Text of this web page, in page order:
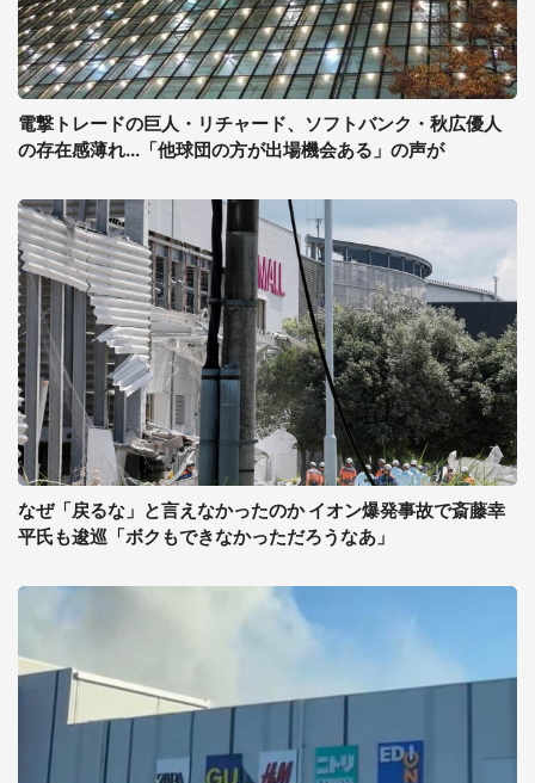
電撃トレードの巨人・リチャード、ソフトバンク・秋広優人
の存在感薄れ...「他球団の方が出場機会ある」の声が
なぜ「戻るな」と言えなかったのか イオン爆発事故で斎藤幸
平氏も逡巡「ボクもできなかっただろうなあ」